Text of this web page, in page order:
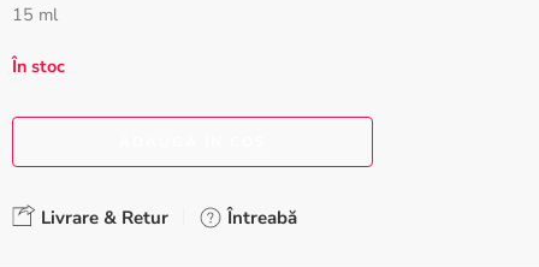
15 ml
În stoc
Livrare & Retur Întreabă